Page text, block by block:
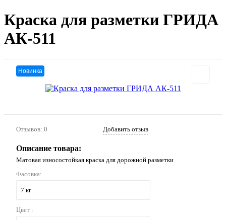
Краска для разметки ГРИДА
АК-511
Новинка
Отзывов: 0 Добавить отзыв
Описание товара:
Матовая износостойкая краска для дорожной разметки
Фасовка:
7 кг
Цвет :